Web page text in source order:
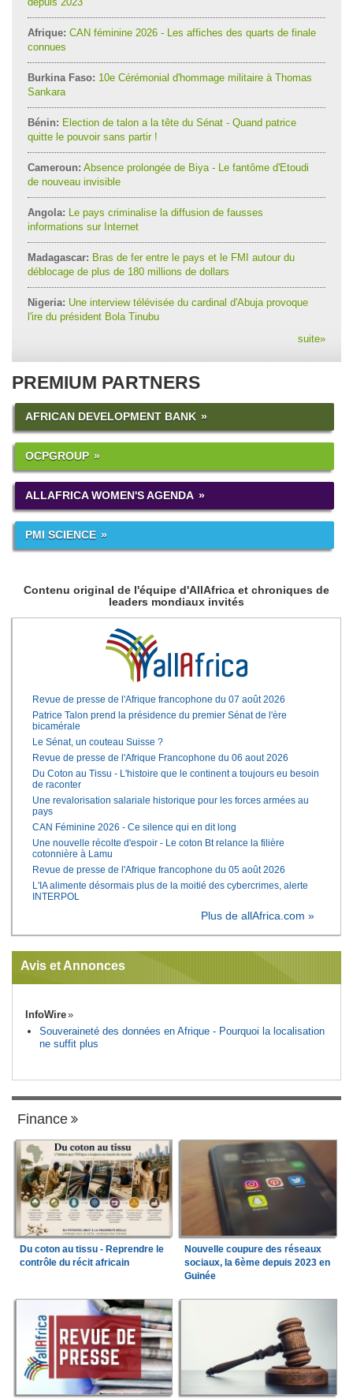
Afrique: CAN féminine 2026 - Les affiches des quarts de finale
connues
Burkina Faso: 10e Cérémonial d'hommage militaire à Thomas
Sankara
Bénin: Election de talon a la tête du Sénat - Quand patrice
quitte le pouvoir sans partir !
Cameroun: Absence prolongée de Biya - Le fantôme d'Etoudi
de nouveau invisible
Angola: Le pays criminalise la diffusion de fausses
informations sur Internet
Madagascar: Bras de fer entre le pays et le FMI autour du
déblocage de plus de 180 millions de dollars
Nigeria: Une interview télévisée du cardinal d'Abuja provoque
l'ire du président Bola Tinubu
suite»
PREMIUM PARTNERS
AFRICAN DEVELOPMENT BANK
OCPGROUP
ALLAFRICA WOMEN'S AGENDA
PMI SCIENCE
Contenu original de l'équipe d'AllAfrica et chroniques de
leaders mondiaux invités
Revue de presse de l'Afrique francophone du 07 août 2026
Patrice Talon prend la présidence du premier Sénat de l'ère
bicamérale
Le Sénat, un couteau Suisse ?
Revue de presse de l'Afrique Francophone du 06 aout 2026
Du Coton au Tissu - L'histoire que le continent a toujours eu besoin
de raconter
Une revalorisation salariale historique pour les forces armées au
pays
CAN Féminine 2026 - Ce silence qui en dit long
Une nouvelle récolte d'espoir - Le coton Bt relance la filière
cotonnière à Lamu
Revue de presse de l'Afrique francophone du 05 août 2026
L'IA alimente désormais plus de la moitié des cybercrimes, alerte
INTERPOL
Plus de allAfrica.com »
Avis et Annonces
InfoWire
Souveraineté des données en Afrique - Pourquoi la localisation
ne suffit plus
Finance
Du coton au tissu - Reprendre le
contrôle du récit africain
Nouvelle coupure des réseaux
sociaux, la 6ème depuis 2023 en
Guinée